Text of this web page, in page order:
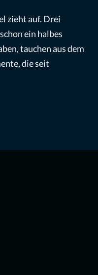
zieht auf. Drei
ein halbes
tauchen aus dem
die seit